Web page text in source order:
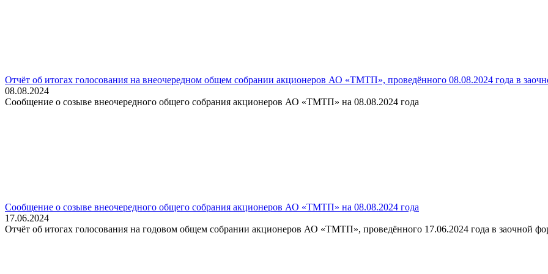
Отчёт об итогах голосования на внеочередном общем собрании акционеров АО «ТМТП», проведённого 08.08.2024 года в
08.08.2024
Сообщение о созыве внеочередного общего собрания акционеров АО «ТМТП» на 08.08.2024 года
Сообщение о созыве внеочередного общего собрания акционеров АО «ТМТП» на 08.08.2024 года
17.06.2024
Отчёт об итогах голосования на годовом общем собрании акционеров АО «ТМТП», проведённого 17.06.2024 года в заочной